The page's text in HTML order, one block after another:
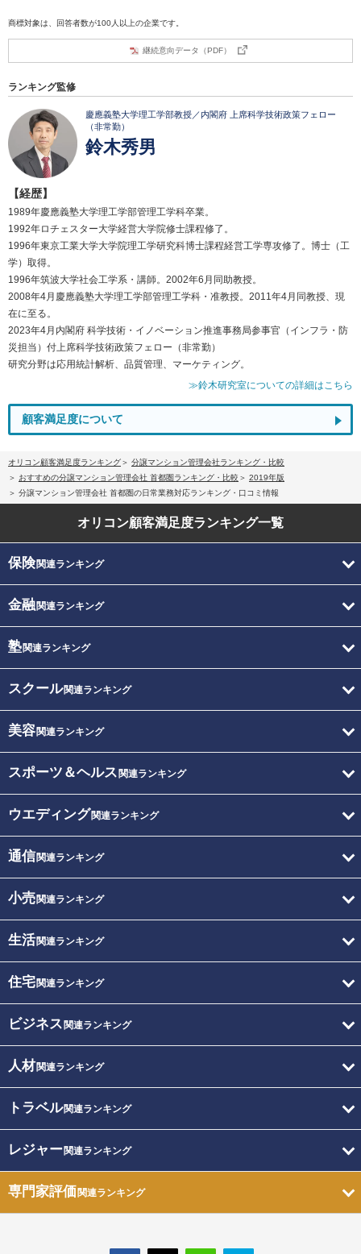
商標対象は、回答者数が100人以上の企業です。
継続意向データ（PDF）
ランキング監修
慶應義塾大学理工学部教授／内閣府 上席科学技術政策フェロー
（非常勤）
鈴木秀男
【経歴】
1989年慶應義塾大学理工学部管理工学科卒業。
1992年ロチェスター大学経営大学院修士課程修了。
1996年東京工業大学大学院理工学研究科博士課程経営工学専攻修了。博士（工
学）取得。
1996年筑波大学社会工学系・講師。2002年6月同助教授。
2008年4月慶應義塾大学理工学部管理工学科・准教授。2011年4月同教授、現
在に至る。
2023年4月内閣府 科学技術・イノベーション推進事務局参事官（インフラ・防
災担当）付上席科学技術政策フェロー（非常勤）
研究分野は応用統計解析、品質管理、マーケティング。
≫鈴木研究室についての詳細はこちら
顧客満足度について
オリコン顧客満足度ランキング
分譲マンション管理会社ランキング・比較
おすすめの分譲マンション管理会社 首都圏ランキング・比較
2019年版
分譲マンション管理会社 首都圏の日常業務対応ランキング・口コミ情報
オリコン顧客満足度ランキング一覧
保険関連ランキング
金融関連ランキング
塾関連ランキング
スクール関連ランキング
美容関連ランキング
スポーツ＆ヘルス 関連ランキング
ウエディング関連ランキング
通信関連ランキング
小売関連ランキング
生活関連ランキング
住宅関連ランキング
ビジネス 関連ランキング
人材関連ランキング
トラベル関連ランキング
レジャー関連ランキング
専門家評価関連ランキング